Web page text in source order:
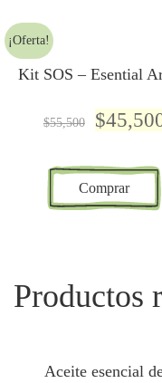
¡Oferta!
Kit SOS – Esential
$55,500 $
Comprar
Productos
Aceite esencial